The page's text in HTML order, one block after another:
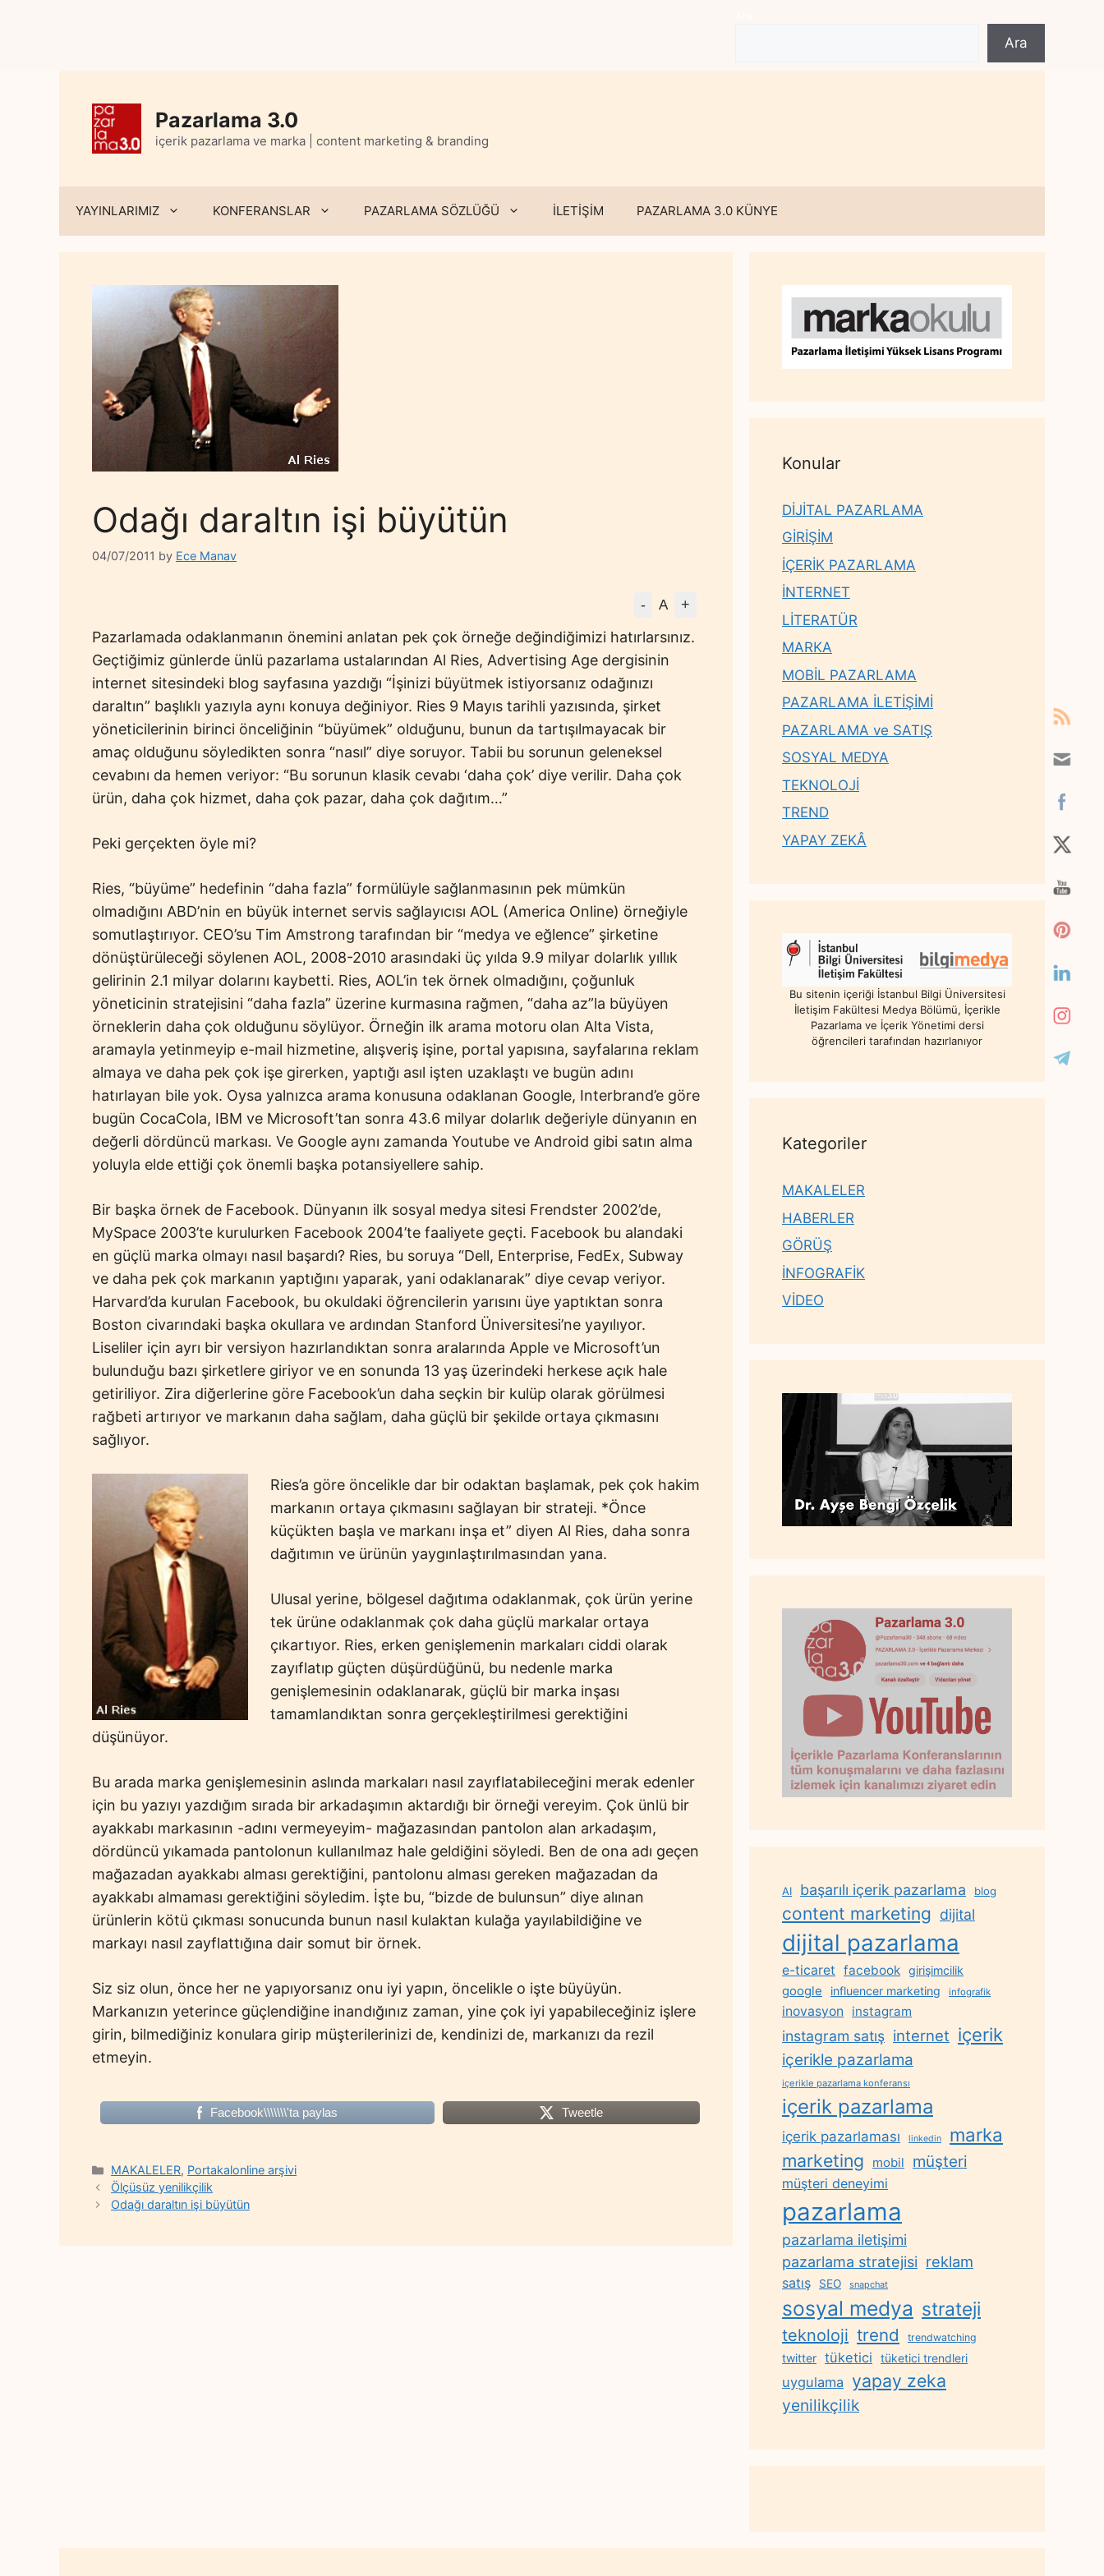
Ara
Pazarlama 3.0
içerik pazarlama ve marka | content marketing & branding
YAYINLARIMIZ KONFERANSLAR PAZARLAMA SÖZLÜĞÜ İLETİŞİM PAZARLAMA 3.0 KÜNYE
Odağı daraltın işi büyütün
04/07/2011 by Ece Manav
- A +
Pazarlamada odaklanmanın önemini anlatan pek çok örneğe değindiğimizi hatırlarsınız.
Geçtiğimiz günlerde ünlü pazarlama ustalarından Al Ries, Advertising Age dergisinin
internet sitesindeki blog sayfasına yazdığı “İşinizi büyütmek istiyorsanız odağınızı
daraltın” başlıklı yazıyla aynı konuya değiniyor. Ries 9 Mayıs tarihli yazısında, şirket
yöneticilerinin birinci önceliğinin “büyümek” olduğunu, bunun da tartışılmayacak bir
amaç olduğunu söyledikten sonra “nasıl” diye soruyor. Tabii bu sorunun geleneksel
cevabını da hemen veriyor: “Bu sorunun klasik cevabı ‘daha çok’ diye verilir. Daha çok
ürün, daha çok hizmet, daha çok pazar, daha çok dağıtım…”
Peki gerçekten öyle mi?
Ries, “büyüme” hedefinin “daha fazla” formülüyle sağlanmasının pek mümkün
olmadığını ABD’nin en büyük internet servis sağlayıcısı AOL (America Online) örneğiyle
somutlaştırıyor. CEO’su Tim Amstrong tarafından bir “medya ve eğlence” şirketine
dönüştürüleceği söylenen AOL, 2008-2010 arasındaki üç yılda 9.9 milyar dolarlık yıllık
gelirinin 2.1 milyar dolarını kaybetti. Ries, AOL’in tek örnek olmadığını, çoğunluk
yöneticinin stratejisini “daha fazla” üzerine kurmasına rağmen, “daha az”la büyüyen
örneklerin daha çok olduğunu söylüyor. Örneğin ilk arama motoru olan Alta Vista,
aramayla yetinmeyip e-mail hizmetine, alışveriş işine, portal yapısına, sayfalarına reklam
almaya ve daha pek çok işe girerken, yaptığı asıl işten uzaklaştı ve bugün adını
hatırlayan bile yok. Oysa yalnızca arama konusuna odaklanan Google, Interbrand’e göre
bugün CocaCola, IBM ve Microsoft’tan sonra 43.6 milyar dolarlık değeriyle dünyanın en
değerli dördüncü markası. Ve Google aynı zamanda Youtube ve Android gibi satın alma
yoluyla elde ettiği çok önemli başka potansiyellere sahip.
Bir başka örnek de Facebook. Dünyanın ilk sosyal medya sitesi Frendster 2002’de,
MySpace 2003’te kurulurken Facebook 2004’te faaliyete geçti. Facebook bu alandaki
en güçlü marka olmayı nasıl başardı? Ries, bu soruya “Dell, Enterprise, FedEx, Subway
ve daha pek çok markanın yaptığını yaparak, yani odaklanarak” diye cevap veriyor.
Harvard’da kurulan Facebook, bu okuldaki öğrencilerin yarısını üye yaptıktan sonra
Boston civarındaki başka okullara ve ardından Stanford Üniversitesi’ne yayılıyor.
Liseliler için ayrı bir versiyon hazırlandıktan sonra aralarında Apple ve Microsoft’un
bulunduğu bazı şirketlere giriyor ve en sonunda 13 yaş üzerindeki herkese açık hale
getiriliyor. Zira diğerlerine göre Facebook’un daha seçkin bir kulüp olarak görülmesi
rağbeti artırıyor ve markanın daha sağlam, daha güçlü bir şekilde ortaya çıkmasını
sağlıyor.
Ries’a göre öncelikle dar bir odaktan başlamak, pek çok hakim
markanın ortaya çıkmasını sağlayan bir strateji. *Önce
küçükten başla ve markanı inşa et” diyen Al Ries, daha sonra
dağıtımın ve ürünün yaygınlaştırılmasından yana.
Ulusal yerine, bölgesel dağıtıma odaklanmak, çok ürün yerine
tek ürüne odaklanmak çok daha güçlü markalar ortaya
çıkartıyor. Ries, erken genişlemenin markaları ciddi olarak
zayıflatıp güçten düşürdüğünü, bu nedenle marka
genişlemesinin odaklanarak, güçlü bir marka inşası
tamamlandıktan sonra gerçekleştirilmesi gerektiğini
düşünüyor.
Bu arada marka genişlemesinin aslında markaları nasıl zayıflatabileceğini merak edenler
için bu yazıyı yazdığım sırada bir arkadaşımın aktardığı bir örneği vereyim. Çok ünlü bir
ayakkabı markasının -adını vermeyeyim- mağazasından pantolon alan arkadaşım,
dördüncü yıkamada pantolonun kullanılmaz hale geldiğini söyledi. Ben de ona adı geçen
mağazadan ayakkabı alması gerektiğini, pantolonu alması gereken mağazadan da
ayakkabı almaması gerektiğini söyledim. İşte bu, “bizde de bulunsun” diye alınan
ürünlerin kötü çıkması sonucunda bunun nasıl kulaktan kulağa yayılabildiğine ve
markayı nasıl zayflattığına dair somut bir örnek.
Siz siz olun, önce her ne yapıyorsanız onu iyi yapın, öncelikle o işte büyüyün.
Markanızın yeterince güçlendiğine inandığınız zaman, yine çok iyi yapabileceğiniz işlere
girin, bilmediğiniz konulara girip müşterilerinizi de, kendinizi de, markanızı da rezil
etmeyin.
Facebook\\\\\\\'ta paylas Tweetle
Categories
MAKALELER, Portakalonline arşivi
Ölçüsüz yenilikçilik
Odağı daraltın işi büyütün
Konular
DİJİTAL PAZARLAMA
GİRİŞİM
İÇERİK PAZARLAMA
İNTERNET
LİTERATÜR
MARKA
MOBİL PAZARLAMA
PAZARLAMA İLETİŞİMİ
PAZARLAMA ve SATIŞ
SOSYAL MEDYA
TEKNOLOJİ
TREND
YAPAY ZEKÂ
Bu sitenin içeriği İstanbul Bilgi Üniversitesi
İletişim Fakültesi Medya Bölümü, İçerikle
Pazarlama ve İçerik Yönetimi dersi
öğrencileri tarafından hazırlanıyor
Kategoriler
MAKALELER
HABERLER
GÖRÜŞ
İNFOGRAFİK
VİDEO
AI başarılı içerik pazarlama blog
content marketing dijital
dijital pazarlama
e-ticaret facebook girişimcilik
google influencer marketing infografik
inovasyon instagram
instagram satış internet içerik
içerikle pazarlama
içerikle pazarlama konferansı
içerik pazarlama
içerik pazarlaması linkedin marka
marketing mobil müşteri
müşteri deneyimi
pazarlama
pazarlama iletişimi
pazarlama stratejisi reklam
satış SEO snapchat
sosyal medya strateji
teknoloji trend trendwatching
twitter tüketici tüketici trendleri
uygulama yapay zeka
yenilikçilik